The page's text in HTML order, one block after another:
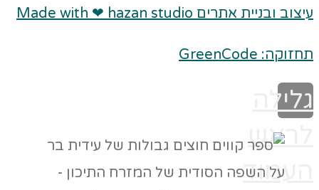
עיצוב ובניית אתרים Made with ❤ hazan studio
תחזוקה: GreenCode
גלילה
לראש
העמוד